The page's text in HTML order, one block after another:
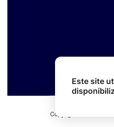
Copyright 2026. Todos
Este site